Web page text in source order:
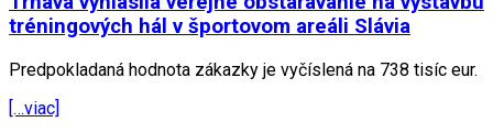
tréningových hál v športovom areáli Slávia
Predpokladaná hodnota zákazky je vyčíslená na 738 tisíc eur.
[…viac]